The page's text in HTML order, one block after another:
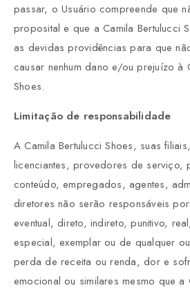
passar, o Usuário compreende que
proposital e que a Camila Bertulucci
as devidas providências para que
causar nenhum dano e/ou prejuízo à
Shoes.
Limitação de responsabilidade
A Camila Bertulucci Shoes, suas
licenciantes, provedores de serviço,
conteúdo, empregados, agentes,
diretores não serão responsáveis
eventual, direto, indireto, punitivo,
especial, exemplar ou de qualquer
perda de receita ou renda, dor e
emocional ou similares mesmo que a